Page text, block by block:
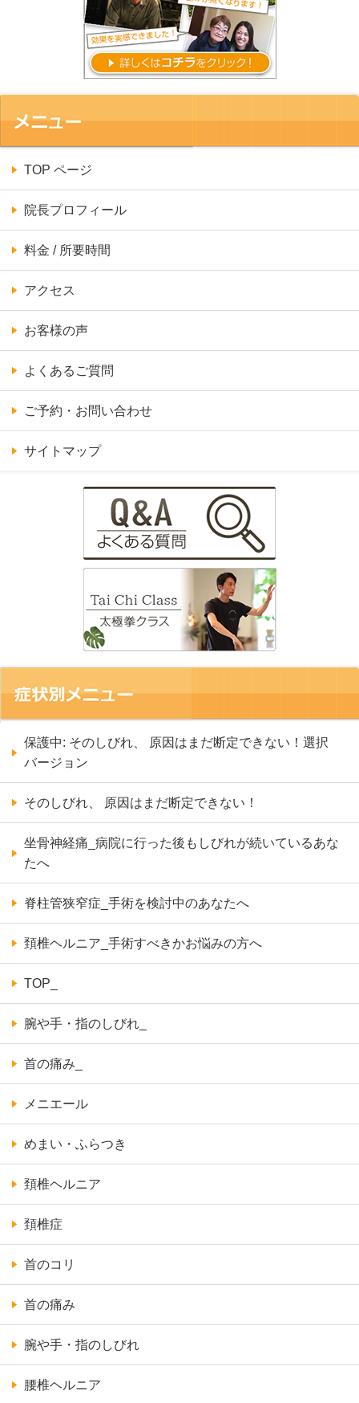
TOP ページ
院長プロフィール
料金 / 所要時間
アクセス
お客様の声
よくあるご質問
ご予約・お問い合わせ
サイトマップ
保護中: そのしびれ、 原因はまだ断定できない！選択
バージョン
そのしびれ、 原因はまだ断定できない！
坐骨神経痛_病院に行った後もしびれが続いているあな
たへ
脊柱管狭窄症_手術を検討中のあなたへ
頚椎ヘルニア_手術すべきかお悩みの方へ
TOP_
腕や手・指のしびれ_
首の痛み_
メニエール
めまい・ふらつき
頚椎ヘルニア
頚椎症
首のコリ
首の痛み
腕や手・指のしびれ
腰椎ヘルニア